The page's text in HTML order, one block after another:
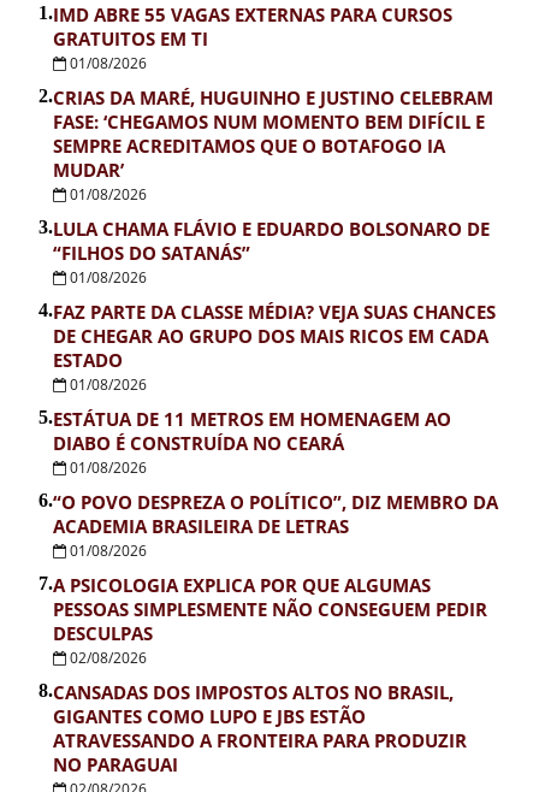
1.IMD ABRE 55 VAGAS EXTERNAS PARA CURSOS
GRATUITOS EM TI
01/08/2026
2.CRIAS DA MARÉ, HUGUINHO E JUSTINO CELEBRAM
FASE: ‘CHEGAMOS NUM MOMENTO BEM DIFÍCIL E
SEMPRE ACREDITAMOS QUE O BOTAFOGO IA
MUDAR’
01/08/2026
3.LULA CHAMA FLÁVIO E EDUARDO BOLSONARO DE
“FILHOS DO SATANÁS”
01/08/2026
4.FAZ PARTE DA CLASSE MÉDIA? VEJA SUAS CHANCES
DE CHEGAR AO GRUPO DOS MAIS RICOS EM CADA
ESTADO
01/08/2026
5.ESTÁTUA DE 11 METROS EM HOMENAGEM AO
DIABO É CONSTRUÍDA NO CEARÁ
01/08/2026
6.“O POVO DESPREZA O POLÍTICO”, DIZ MEMBRO DA
ACADEMIA BRASILEIRA DE LETRAS
01/08/2026
7.A PSICOLOGIA EXPLICA POR QUE ALGUMAS
PESSOAS SIMPLESMENTE NÃO CONSEGUEM PEDIR
DESCULPAS
02/08/2026
8.CANSADAS DOS IMPOSTOS ALTOS NO BRASIL,
GIGANTES COMO LUPO E JBS ESTÃO
ATRAVESSANDO A FRONTEIRA PARA PRODUZIR
NO PARAGUAI